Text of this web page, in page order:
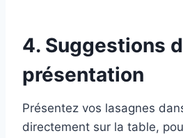
4. Suggestions
présentation
Présentez vos lasagnes
directement sur la table,